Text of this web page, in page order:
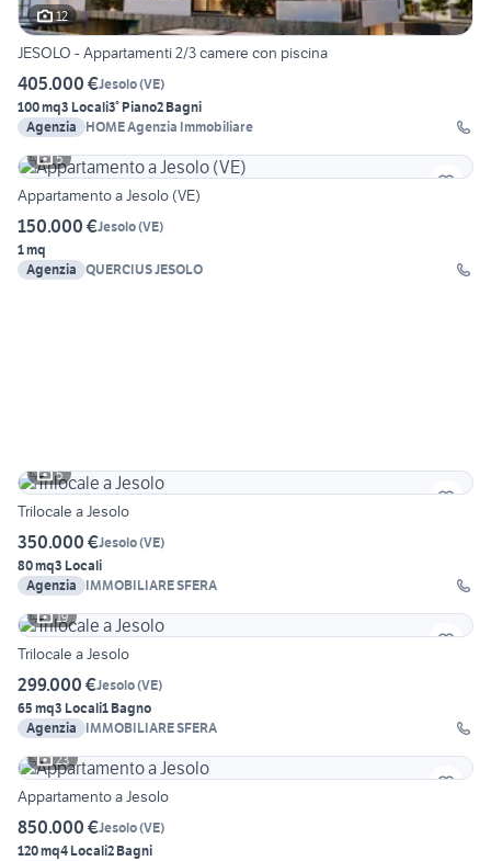
12
JESOLO - Appartamenti 2/3 camere con piscina
405.000 €Jesolo(VE)
100 mq3 Locali3° Piano2 Bagni
Agenzia
HOME Agenzia Immobiliare
5
Appartamento a Jesolo (VE)
150.000 €Jesolo(VE)
1 mq
Agenzia QUERCIUS JESOLO
5
Trilocale a Jesolo
350.000 €Jesolo(VE)
80 mq3 Locali
Agenzia
IMMOBILIARE SFERA
19
Trilocale a Jesolo
299.000 €Jesolo(VE)
65 mq3 Locali1 Bagno
Agenzia
IMMOBILIARE SFERA
23
Appartamento a Jesolo
850.000 €Jesolo(VE)
120 mq4 Locali2 Bagni